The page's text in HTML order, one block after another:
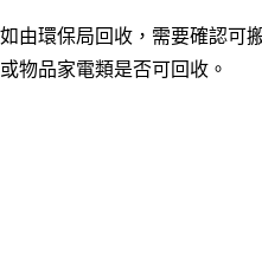
如由環保局回收，需要確認可
或物品家電類是否可回收。